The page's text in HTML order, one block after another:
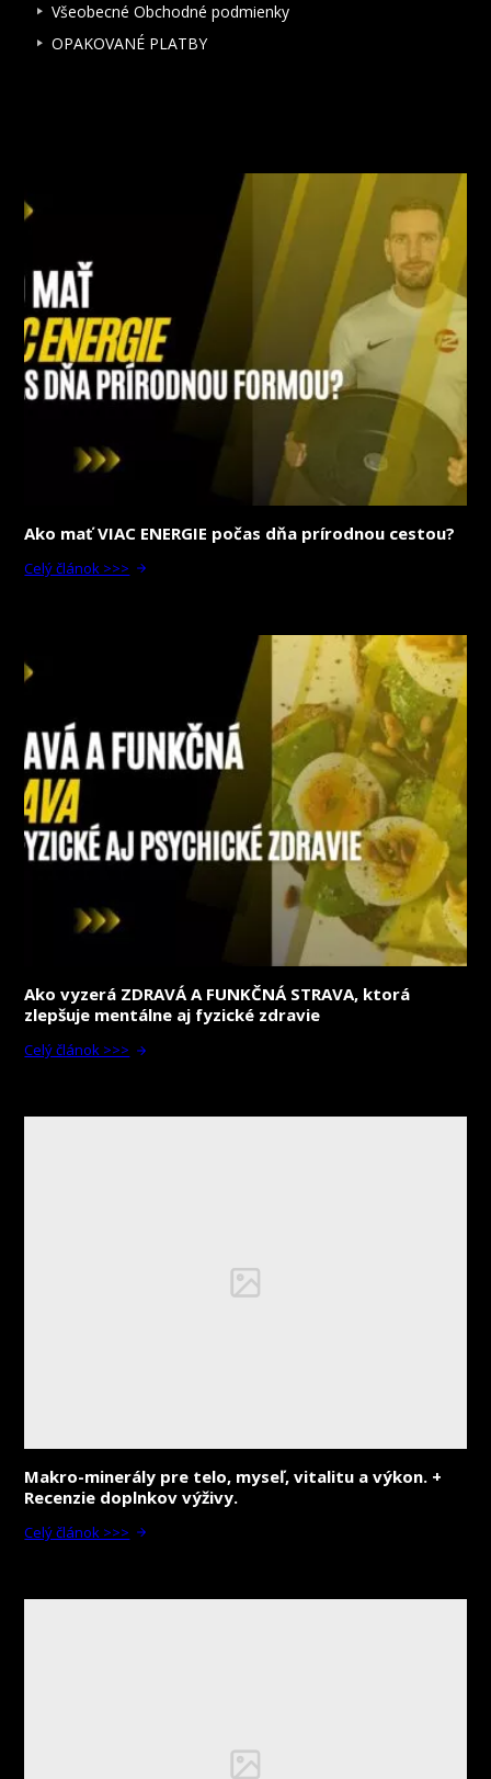
Všeobecné Obchodné podmienky
OPAKOVANÉ PLATBY
Ako mať VIAC ENERGIE počas dňa prírodnou cestou?
Celý článok >>>
Ako vyzerá ZDRAVÁ A FUNKČNÁ STRAVA, ktorá
zlepšuje mentálne aj fyzické zdravie
Celý článok >>>
Makro-minerály pre telo, myseľ, vitalitu a výkon. +
Recenzie doplnkov výživy.
Celý článok >>>